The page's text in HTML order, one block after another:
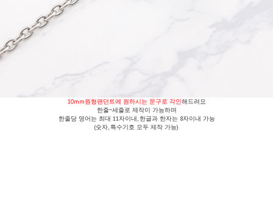
10mm원형팬던트에 원하시는 문구로 각인해드려요
한줄~세줄로 제작이 가능하며
한줄당 영어는 최대 11자이내, 한글과 한자는 8자이내 가능
(숫자, 특수기호 모두 제작 가능)